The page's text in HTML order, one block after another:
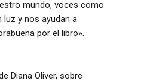
mundo, voces como
luz y nos ayudan a
por el libro».
Diana Oliver, sobre